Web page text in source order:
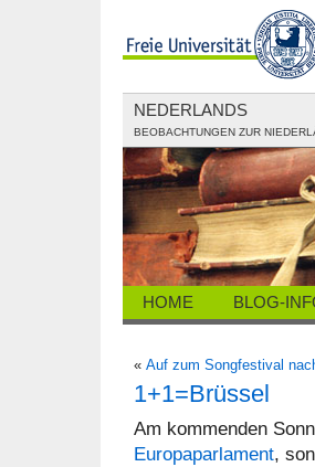
NEDERLANDS
BEOBACHTUNGEN ZUR
HOME BLOG-
« Auf zum Songfestival
1+1=Brüssel
Am kommenden
Europaparlament,